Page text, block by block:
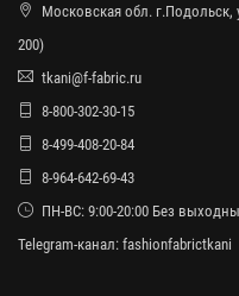
Московская обл.
200)
tkani@f-fabric.ru
8-800-302-30-15
8-499-408-20-84
8-964-642-69-43
ПН-ВС: 9:00-20:00 Без
Telegram-канал: fashionfabrictkani